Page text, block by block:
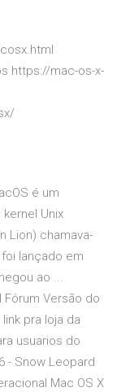
https://mac-os-x-
é um
Unix
Lion) chamava-
lançado em
ao ...
Fórum Versão do
pra loja da
usuarios do
- Snow Leopard
Mac OS X